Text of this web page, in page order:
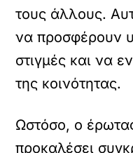
τους άλλους.
να προσφέρουν
στιγμές και να
της κοινότητας.
Ωστόσο, ο
προκαλέσει